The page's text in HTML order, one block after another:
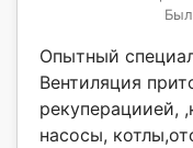
Был
Опытный
Вентиляция
рекуперациией,
насосы,